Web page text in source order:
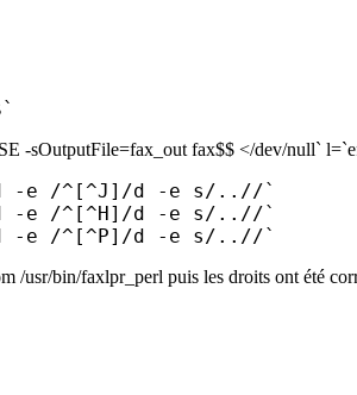
-sOutputFile=fax_out fax$$ </dev/null`
-e /^[^J]/d -e s/..//`
-e /^[^H]/d -e s/..//`
/usr/bin/faxlpr_perl puis les droits ont été